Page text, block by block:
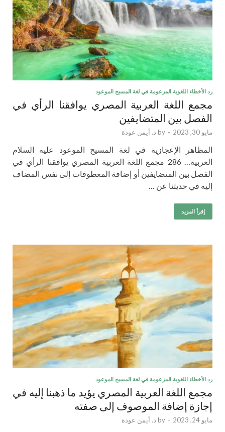
رد الأخطاء اللغوية المزعومة في لغة المسيح الموعود
مجمع اللغة العربية المصري يوافقنا الرأي في
الفصل بين المتضايفين
مايو 30, 2023 -
by د. أيمن عودة
المظاهر الإعجازية في لغة المسيح الموعود عليه السلام
العربية… 286 مجمع اللغة العربية المصري يوافقنا الرأي في
الفصل بين المتضايفين أو إضافة المعطوفات إلى نفس المضاف
إليه في حديثنا عن …
إقرأ المزيد
رد الأخطاء اللغوية المزعومة في لغة المسيح الموعود
مجمع اللغة العربية المصري يؤيد ما ذهبنا إليه في
إجازة إضافة الموصوف إلى صفته
مايو 24, 2023 -
by د. أيمن عودة